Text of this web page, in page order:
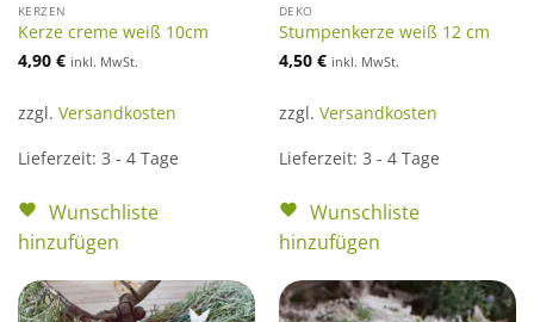
KERZEN
Kerze creme weiß 10cm
4,90 € inkl. MwSt.
zzgl. Versandkosten
Lieferzeit: 3 - 4 Tage
Wunschliste
hinzufügen
DEKO
Stumpenkerze weiß 12 cm
4,50 € inkl. MwSt.
zzgl. Versandkosten
Lieferzeit: 3 - 4 Tage
Wunschliste
hinzufügen